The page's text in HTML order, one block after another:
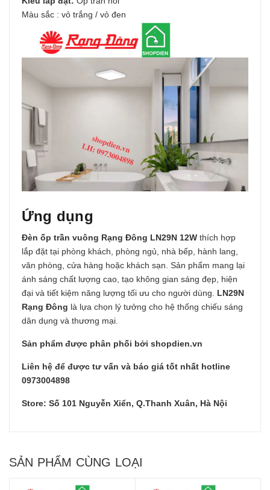
Màu sắc : vỏ trắng / vỏ đen
Ứng dụng
Đèn ốp trần vuông Rạng Đông LN29N 12W thích hợp
lắp đặt tại phòng khách, phòng ngủ, nhà bếp, hành lang,
văn phòng, cửa hàng hoặc khách sạn. Sản phẩm mang lại
ánh sáng chất lượng cao, tạo không gian sáng đẹp, hiện
đại và tiết kiệm năng lượng tối ưu cho người dùng. LN29N
Rạng Đông là lựa chọn lý tưởng cho hệ thống chiếu sáng
dân dụng và thương mại.
Sản phẩm được phân phối bởi shopdien.vn
Liên hệ để được tư vấn và báo giá tốt nhất hotline
0973004898
Store: Số 101 Nguyễn Xiển, Q.Thanh Xuân, Hà Nội
SẢN PHẨM CÙNG LOẠI